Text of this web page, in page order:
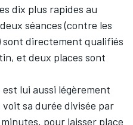
dix plus rapides au
séances (contre les
directement qualifiés
et deux places sont
lui aussi légèrement
sa durée divisée par
pour laisser place